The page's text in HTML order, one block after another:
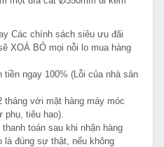
Các chính sách siêu ưu đãi
XOÁ BỎ mọi nỗi lo mua hàng
tiền ngay 100% (Lỗi của nhà sản
tháng với mặt hàng máy móc
tiêu hao).
toán sau khi nhận hàng
là đúng sự thật, nếu không